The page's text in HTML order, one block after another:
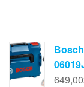
649,00